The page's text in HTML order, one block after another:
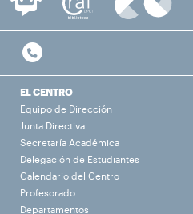
EL CENTRO
Equipo de Dirección
Junta Directiva
Secretaría Académica
Delegación de Estudiantes
Calendario del Centro
Profesorado
Departamentos